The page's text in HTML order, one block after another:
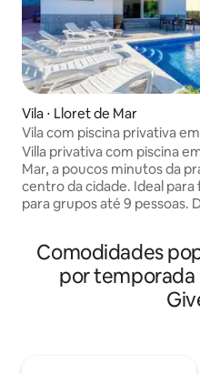
Vila ⋅ Lloret de Mar
Vila com piscina privativa
Mar
Villa privativa com piscina
Mar, a poucos minutos da
centro da cidade. Ideal para
para grupos até 9 pessoas.
com churrasqueira para
compartilhadas e áreas de
de pingue-pongue e
para escapadas e férias na
Comodidades
por temporada